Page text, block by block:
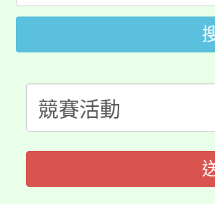
《TA101》溝
程，歡迎學生
心理、諮商輔
系所師生報名
轉知苗栗縣政
縣市「校園短
門員」簡章及
踴躍報名參加
桃園市115學
要點
「桃園市補助
展演活動實施
115年度「教
義教育推展貢
「2026 ART
博覽會」之「